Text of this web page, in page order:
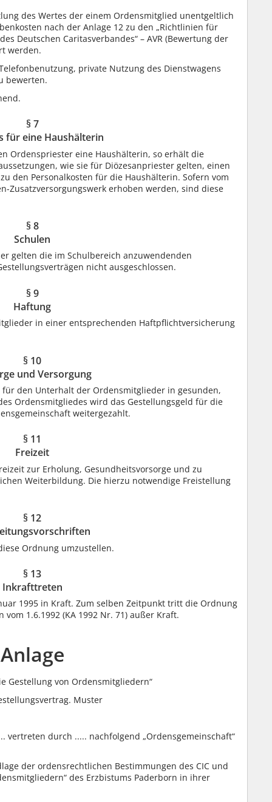
des Wertes der einem Ordensmitglied unentgeltlich
nach der Anlage 12 zu den „Richtlinien für
Deutschen Caritasverbandes“ – AVR (Bewertung der
werden.
private Nutzung des Dienstwagens
bewerten.
§ 7
für eine Haushälterin
Ordenspriester eine Haushälterin, so erhält die
wie sie für Diözesanpriester gelten, einen
den Personalkosten für die Haushälterin. Sofern vom
Zusatzversorgungswerk erhoben werden, sind diese
§ 8
Schulen
gelten die im Schulbereich anzuwendenden
nicht ausgeschlossen.
§ 9
Haftung
in einer entsprechenden Haftpflichtversicherung
§ 10
und Versorgung
den Unterhalt der Ordensmitglieder in gesunden,
Ordensmitgliedes wird das Gestellungsgeld für die
weitergezahlt.
§ 11
Freizeit
zur Erholung, Gesundheitsvorsorge und zu
Weiterbildung. Die hierzu notwendige Freistellung
§ 12
Ordnung umzustellen.
§ 13
Inkrafttreten
1995 in Kraft. Zum selben Zeitpunkt tritt die Ordnung
1.6.1992 (KA 1992 Nr. 71) außer Kraft.
Anlage
Gestellung von Ordensmitgliedern“
Muster
vertreten durch ..... nachfolgend „Ordensgemeinschaft“
der ordensrechtlichen Bestimmungen des CIC und
des Erzbistums Paderborn in ihrer